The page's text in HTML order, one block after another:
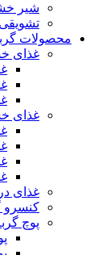
شیر
محصولات
غذای
غذای
غذای
کنسرو
پوچ